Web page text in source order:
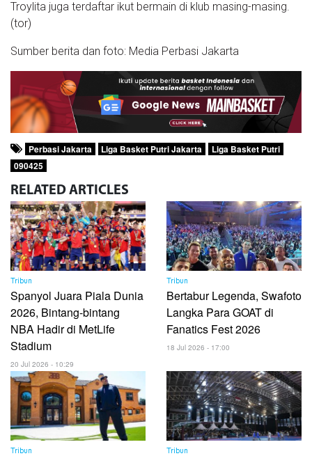
Troylita juga terdaftar ikut bermain di klub masing-masing.
(tor)
Sumber berita dan foto: Media Perbasi Jakarta
Perbasi Jakarta Liga Basket Putri Jakarta
Liga Basket Putri
090425
RELATED ARTICLES
Tribun
Spanyol Juara Piala Dunia
2026, Bintang-bintang
NBA Hadir di MetLife
Stadium
20 Jul 2026 - 10:29
Tribun
Bertabur Legenda, Swafoto
Langka Para GOAT di
Fanatics Fest 2026
18 Jul 2026 - 17:00
Tribun Tribun